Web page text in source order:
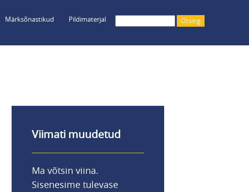
Märksõnastikud Pildimaterjal
Viimati muudetud
Ma võtsin viina.
Sisenesime tulevase